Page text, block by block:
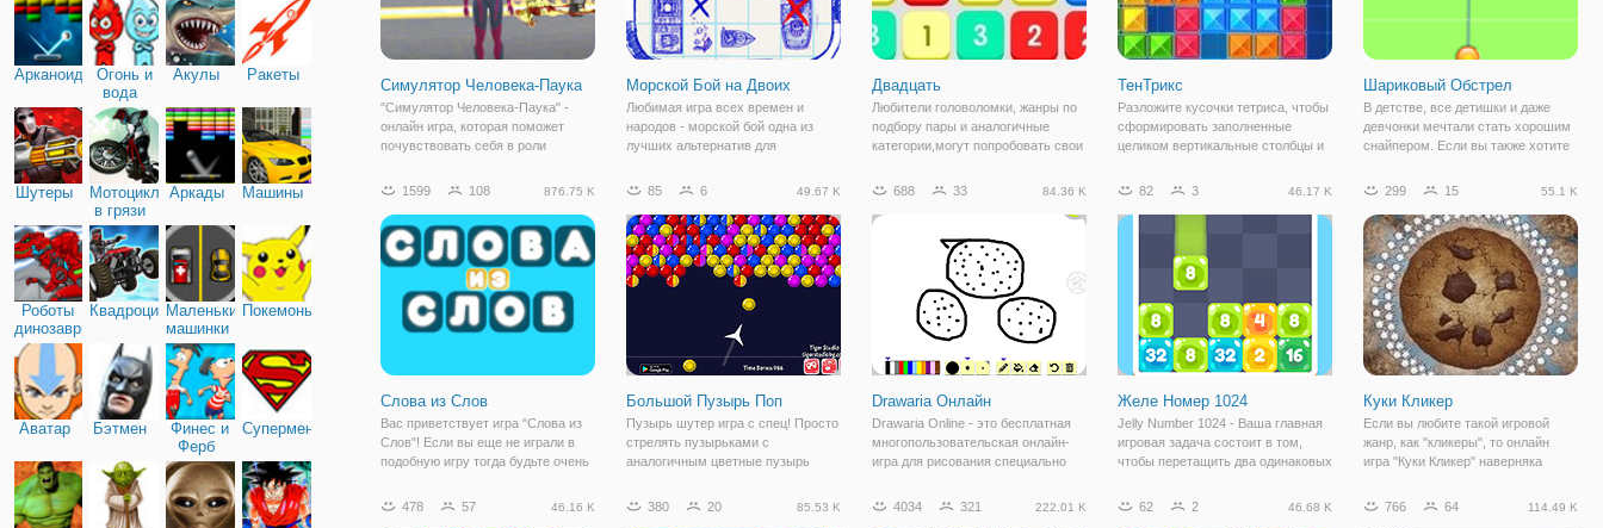
Арканоид
Огонь и
вода
Акулы Ракеты
Шутеры
Мотоциклы
в грязи
Аркады Машины
Роботы
динозавры
КвадроциклыМаленькие
машинки
Покемоны
Аватар Бэтмен
Финес и
Ферб
Супермен
Симулятор Человека-Паука
"Симулятор Человека-Паука" -
онлайн игра, которая поможет
почувствовать себя в роли
почувствовать себя героем нужно
маску, то теперь достаточно
присоединиться в
Морской Бой на Двоих
Любимая игра всех времен и
народов - морской бой одна из
лучших альтернатив для
близкими. Ведь это не только
игра, но и полезная. Морской бой
тренирует
Двадцать
Любители головоломки, жанры по
подбору пары и аналогичные
категории,могут попробовать свои
"Двадцать". Это простая,
правилами. А заключаются они в
следующем. На поле
ТенТрикс
Разложите кусочки тетриса, чтобы
сформировать заполненные
целиком вертикальные столбцы и
Эта третрисоподобная игра ставит
можно решить только
Шариковый Обстрел
В детстве, все детишки и даже
девчонки мечтали стать хорошим
снайпером. Если вы также хотите
по правильном направлении. Эта
любителей стрельбы шариками.
Ведь это
1599 108 876.75 K
Слова из Слов
Вас приветствует игра "Слова из
Слов"! Если вы еще не играли в
подобную игру тогда будьте очень
что в эту игру вы теперь будите
85 6 49.67 K
Большой Пузырь Поп
Пузырь шутер игра с спец! Просто
стрелять пузырьками с
аналогичным цветные пузырь
соответствовать их! Их быстро
688 33 84.36 K
Drawaria Онлайн
Drawaria Online - это бесплатная
многопользовательская онлайн-
игра для рисования специально
умение иллюстрировать слово,
82 3 46.17 K
Желе Номер 1024
Jelly Number 1024 - Ваша главная
игровая задача состоит в том,
чтобы перетащить два одинаковых
число до 1024. Перетащите блок
299 15 55.1 K
Куки Кликер
Если вы любите такой игровой
жанр, как "кликеры", то онлайн
игра "Куки Кликер" наверняка
мы будем продвигать свое
478 57 46.16 K 380 20 85.53 K 4034 321 222.01 K 62 2 46.68 K 766 64 114.49 K